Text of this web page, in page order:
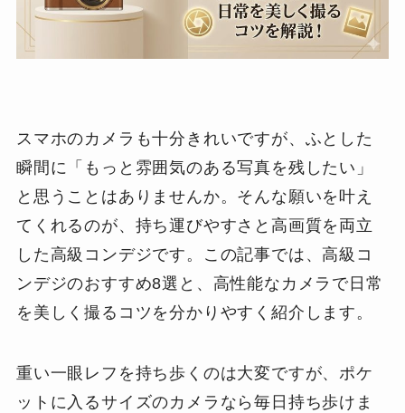
スマホのカメラも十分きれいですが、ふとした
瞬間に「もっと雰囲気のある写真を残したい」
と思うことはありませんか。そんな願いを叶え
てくれるのが、持ち運びやすさと高画質を両立
した高級コンデジです。この記事では、高級コ
ンデジのおすすめ8選と、高性能なカメラで日常
を美しく撮るコツを分かりやすく紹介します。
重い一眼レフを持ち歩くのは大変ですが、ポケ
ットに入るサイズのカメラなら毎日持ち歩けま